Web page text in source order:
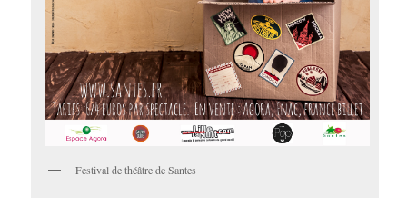
Festival de théâtre de Santes